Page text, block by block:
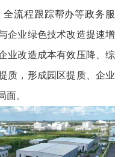
流程跟踪帮办等政务服
企业绿色技术改造提速增
业改造成本有效压降、综
质，形成园区提质、企业
面。